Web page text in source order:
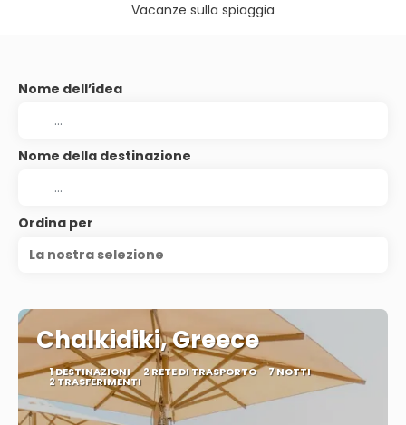
Vacanze sulla spiaggia
Nome dell’idea
Nome della destinazione
Ordina per
La nostra selezione
Chalkidiki, Greece
1 DESTINAZIONI 2 RETE DI TRASPORTO 7 NOTTI
2 TRASFERIMENTI